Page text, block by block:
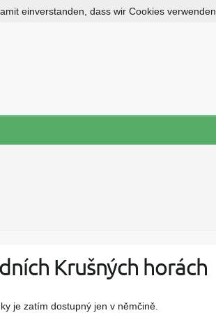
Krušných horách
je zatím dostupný jen v němčině.
einverstanden, dass wir Cookies verwenden.